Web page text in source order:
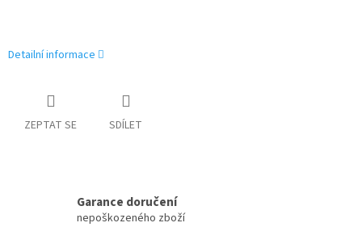
Detailní informace
ZEPTAT SE SDÍLET
Garance doručení
nepoškozeného zboží